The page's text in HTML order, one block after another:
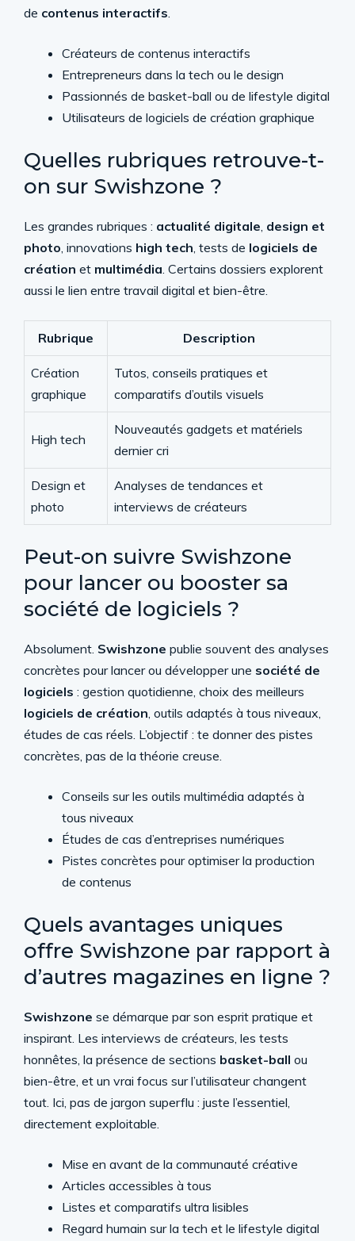
de contenus interactifs.
Créateurs de contenus interactifs
Entrepreneurs dans la tech ou le design
Passionnés de basket-ball ou de lifestyle digital
Utilisateurs de logiciels de création graphique
Quelles rubriques retrouve-t-
on sur Swishzone ?
Les grandes rubriques : actualité digitale, design et
photo, innovations high tech, tests de logiciels de
création et multimédia. Certains dossiers explorent
aussi le lien entre travail digital et bien-être.
Rubrique Description
Création
graphique
Tutos, conseils pratiques et
comparatifs d’outils visuels
High tech
Nouveautés gadgets et matériels
dernier cri
Design et
photo
Analyses de tendances et
interviews de créateurs
Peut-on suivre Swishzone
pour lancer ou booster sa
société de logiciels ?
Absolument. Swishzone publie souvent des analyses
concrètes pour lancer ou développer une société de
logiciels : gestion quotidienne, choix des meilleurs
logiciels de création, outils adaptés à tous niveaux,
études de cas réels. L’objectif : te donner des pistes
concrètes, pas de la théorie creuse.
Conseils sur les outils multimédia adaptés à
tous niveaux
Études de cas d’entreprises numériques
Pistes concrètes pour optimiser la production
de contenus
Quels avantages uniques
offre Swishzone par rapport à
d’autres magazines en ligne ?
Swishzone se démarque par son esprit pratique et
inspirant. Les interviews de créateurs, les tests
honnêtes, la présence de sections basket-ball ou
bien-être, et un vrai focus sur l’utilisateur changent
tout. Ici, pas de jargon superflu : juste l’essentiel,
directement exploitable.
Mise en avant de la communauté créative
Articles accessibles à tous
Listes et comparatifs ultra lisibles
Regard humain sur la tech et le lifestyle digital